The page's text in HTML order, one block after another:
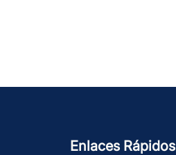
Enlaces Rápidos